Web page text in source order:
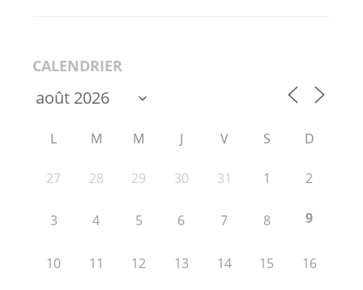
CALENDRIER
L M M J V S D
27 28 29 30 31 1 2
3 4 5 6 7 8 9
10 11 12 13 14 15 16